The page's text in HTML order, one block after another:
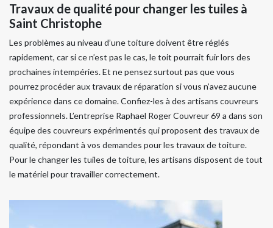
Travaux de qualité pour changer les tuiles à
Saint Christophe
Les problèmes au niveau d’une toiture doivent être réglés
rapidement, car si ce n’est pas le cas, le toit pourrait fuir lors des
prochaines intempéries. Et ne pensez surtout pas que vous
pourrez procéder aux travaux de réparation si vous n’avez aucune
expérience dans ce domaine. Confiez-les à des artisans couvreurs
professionnels. L’entreprise Raphael Roger Couvreur 69 a dans son
équipe des couvreurs expérimentés qui proposent des travaux de
qualité, répondant à vos demandes pour les travaux de toiture.
Pour le changer les tuiles de toiture, les artisans disposent de tout
le matériel pour travailler correctement.